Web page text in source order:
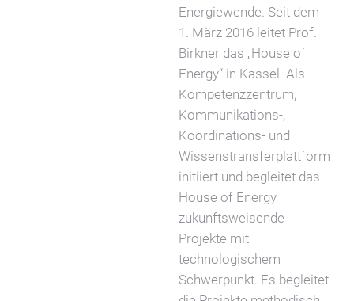
Energiewende. Seit dem
1. März 2016 leitet Prof.
Birkner das „House of
Energy“ in Kassel. Als
Kompetenzzentrum,
Kommunikations-,
Koordinations- und
Wissenstransferplattform
initiiert und begleitet das
House of Energy
zukunftsweisende
Projekte mit
technologischem
Schwerpunkt. Es begleitet